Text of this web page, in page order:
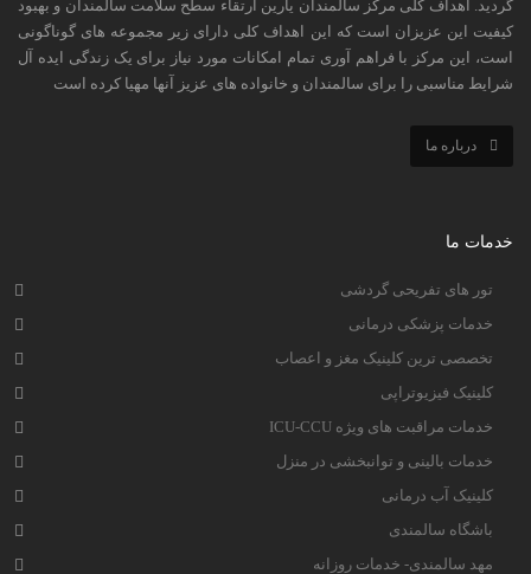
گردید. اهداف کلی مرکز سالمندان یارین ارتقاء سطح سلامت سالمندان و بهبود
کیفیت این عزیزان است که این اهداف کلی دارای زیر مجموعه های گوناگونی
است، این مرکز با فراهم آوری تمام امکانات مورد نیاز برای یک زندگی ایده آل
شرایط مناسبی را برای سالمندان و خانواده های عزیز آنها مهیا کرده است
درباره ما
خدمات ما
تور های تفریحی گردشی
خدمات پزشکی درمانی
تخصصی ترین کلینیک مغز و اعصاب
کلینیک فیزیوتراپی
خدمات مراقبت های ویژه ICU-CCU
خدمات بالینی و توانبخشی در منزل
کلینیک آب درمانی
باشگاه سالمندی
مهد سالمندی- خدمات روزانه